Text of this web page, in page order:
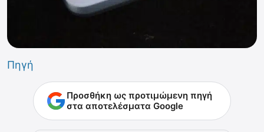
Πηγή
Προσθήκη ως προτιμώμενη πηγή
στα αποτελέσματα Google